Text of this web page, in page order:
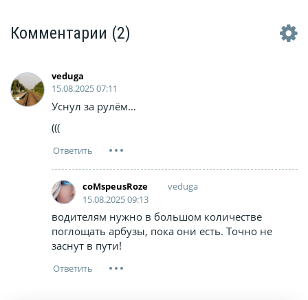
Комментарии (2)
veduga
15.08.2025 07:11
Уснул за рулём…
(((
coMspeusRoze
veduga
15.08.2025 09:13
водителям нужно в большом количестве
поглощать арбузы, пока они есть. Точно не
заснут в пути!